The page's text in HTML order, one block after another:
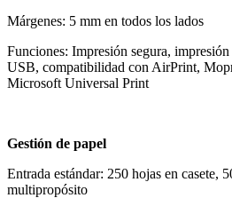
Márgenes: 5 mm en todos los lados
Funciones: Impresión segura,
USB, compatibilidad con AirPrint,
Microsoft Universal Print
Gestión de papel
Entrada estándar: 250 hojas en casete,
multipropósito